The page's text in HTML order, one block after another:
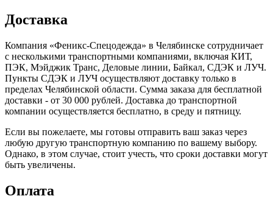
Доставка
Компания «Феникс-Спецодежда» в Челябинске сотрудничает
с несколькими транспортными компаниями, включая КИТ,
ПЭК, Мэйджик Транс, Деловые линии, Байкал, CДЭК и ЛУЧ.
Пункты CДЭК и ЛУЧ осуществляют доставку только в
пределах Челябинской области. Сумма заказа для бесплатной
доставки - от 30 000 рублей. Доставка до транспортной
компании осуществляется бесплатно, в среду и пятницу.
Если вы пожелаете, мы готовы отправить ваш заказ через
любую другую транспортную компанию по вашему выбору.
Однако, в этом случае, стоит учесть, что сроки доставки могут
быть увеличены.
Оплата